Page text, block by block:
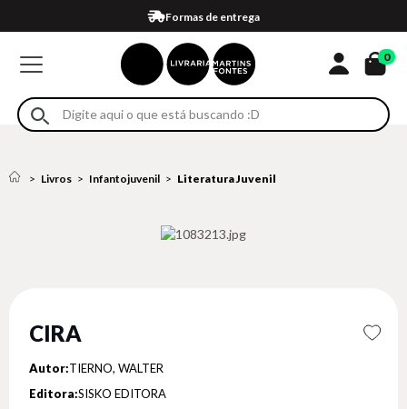
Formas de entrega
Compra 100% segura
Em até 4x sem juros no cartão*
Retire na loja
Eventos
0
Livros Infantojuvenil Literatura Juvenil
CIRA
Autor:TIERNO, WALTER
Editora:SISKO EDITORA